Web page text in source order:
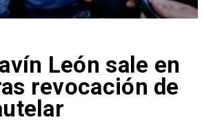
León sale en
revocación de